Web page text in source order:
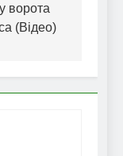
ворота
(Відео)